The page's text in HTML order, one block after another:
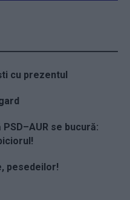
cu prezentul
se bucură:
pesedeilor!